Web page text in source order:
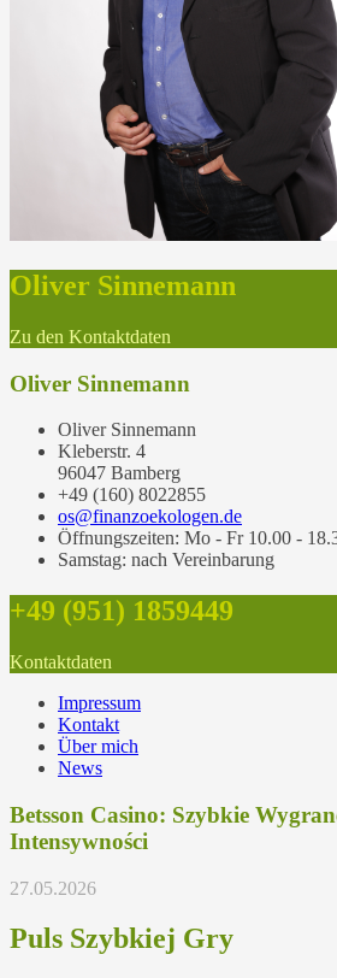
Oliver Sinnemann
Zu den Kontaktdaten
Oliver Sinnemann
Oliver Sinnemann
Kleberstr. 4
96047 Bamberg
+49 (160) 8022855
os@finanzoekologen.de
Öffnungszeiten: Mo - Fr 10.00 -
Samstag: nach Vereinbarung
+49 (951) 1859449
Kontaktdaten
Impressum
Kontakt
Über mich
News
Betsson Casino: Szybkie
Intensywności
27.05.2026
Puls Szybkiej Gry